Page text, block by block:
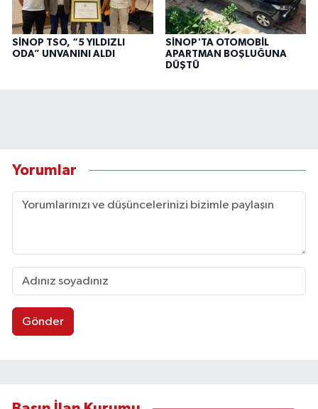
SİNOP TSO, “5 YILDIZLI
ODA” UNVANINI ALDI
SİNOP'TA OTOMOBİL
APARTMAN BOŞLUĞUNA
DÜŞTÜ
Yorumlar
Gönder